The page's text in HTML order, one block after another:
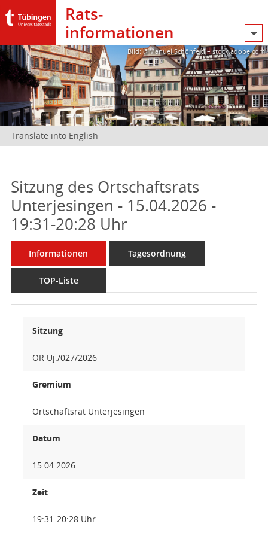
Rats­
informationen
Bild: @Manuel Schönfeld – stock.adobe.com
Translate into English
Sitzung des Ortschaftsrats
Unterjesingen - 15.04.2026 -
19:31-20:28 Uhr
Informationen Tagesordnung
TOP-Liste
Sitzung
OR Uj./027/2026
Gremium
Ortschaftsrat Unterjesingen
Datum
15.04.2026
Zeit
19:31-20:28 Uhr